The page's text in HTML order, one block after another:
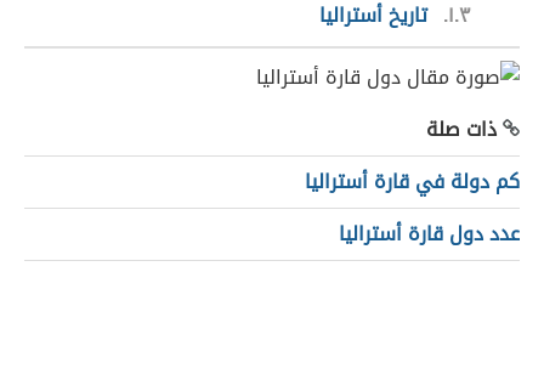
١.٣ تاريخ أستراليا
ذات صلة
كم دولة في قارة أستراليا
عدد دول قارة أستراليا